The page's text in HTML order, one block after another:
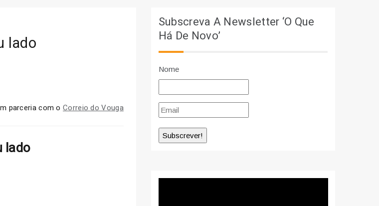
lado
parceria com oCorreio do Vouga
lado
Subscreva A Newsletter ‘O Que
Há De Novo’
Nome